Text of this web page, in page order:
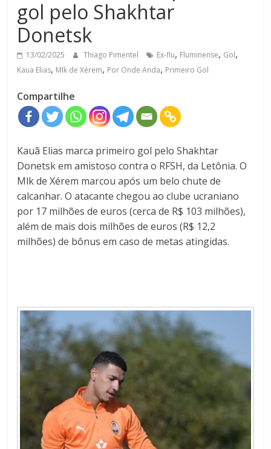
gol pelo Shakhtar
Donetsk
13/02/2025 Thiago Pimentel Ex-flu, Fluminense, Gol,
Kaua Elias, Mlk de Xérem, Por Onde Anda, Primeiro Gol
Compartilhe
Kauã Elias marca primeiro gol pelo Shakhtar
Donetsk em amistoso contra o RFSH, da Letônia. O
Mlk de Xérem marcou após um belo chute de
calcanhar. O atacante chegou ao clube ucraniano
por 17 milhões de euros (cerca de R$ 103 milhões),
além de mais dois milhões de euros (R$ 12,2
milhões) de bônus em caso de metas atingidas.